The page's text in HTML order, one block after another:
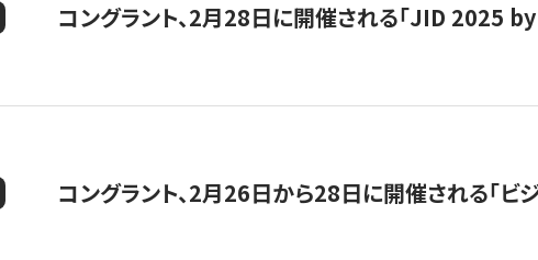
コングラント、2月28日に開催される「JID 2025
コングラント、2月26日から28日に開催される「ビ